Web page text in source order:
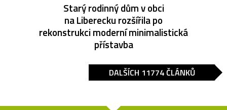
Starý rodinný dům v obci
na Liberecku rozšířila po
rekonstrukci moderní minimalistická
přístavba
DALŠÍCH 11774 ČLÁNKŮ